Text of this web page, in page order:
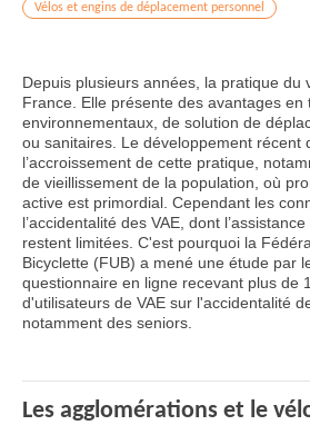
Vélos et engins de déplacement personnel
Depuis plusieurs années, la pratique du
France. Elle présente des avantages en
environnementaux, de solution de
ou sanitaires. Le développement récent
l’accroissement de cette pratique,
de vieillissement de la population, où
active est primordial. Cependant les
l’accidentalité des VAE, dont
restent limitées. C'est pourquoi la
Bicyclette (FUB) a mené une étude par
questionnaire en ligne recevant plus de
d'utilisateurs de VAE sur l'accidentalité
notamment des seniors.
Les agglomérations et le